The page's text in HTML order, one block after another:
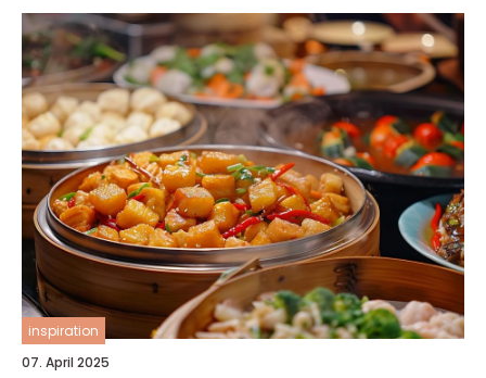
inspiration
07. April 2025